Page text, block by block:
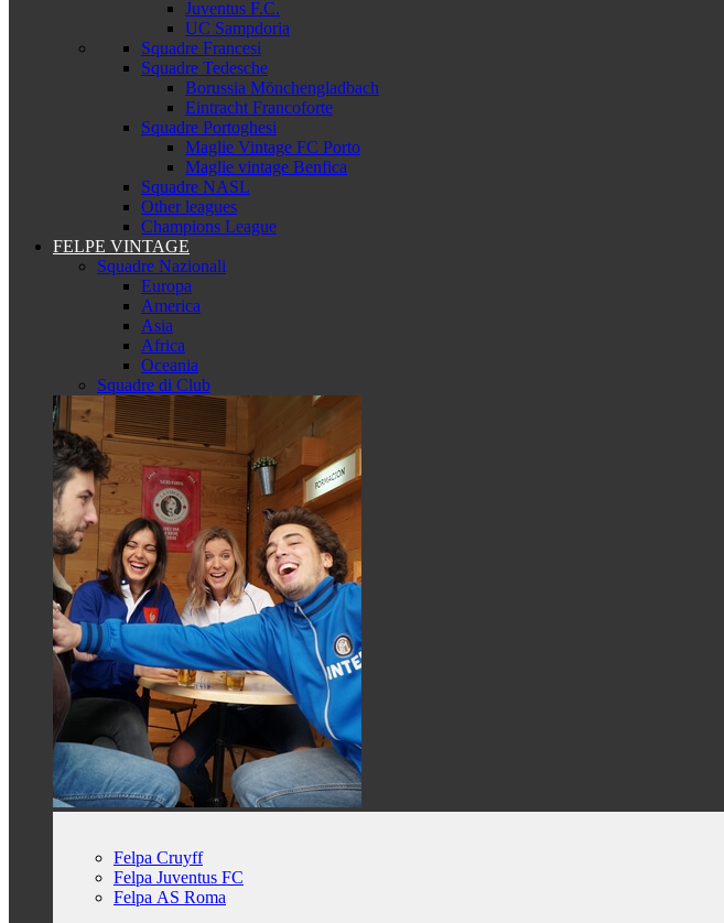
Juventus F.C.
UC Sampdoria
Squadre Francesi
Squadre Tedesche
Borussia Mönchengladbach
Eintracht Francoforte
Squadre Portoghesi
Maglie Vintage FC Porto
Maglie vintage Benfica
Squadre NASL
Other leagues
Champions League
FELPE VINTAGE
Squadre Nazionali
Europa
America
Asia
Africa
Oceania
Squadre di Club
Felpa Cruyff
Felpa Juventus FC
Felpa AS Roma